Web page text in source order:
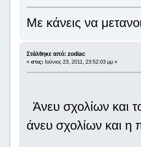
Με κάνεις να
Στάλθηκε από: zodiac
« στις: Ιούνιος 23, 2011, 23:52:03 μμ »
Άνευ σχολίων και
άνευ σχολίων και η